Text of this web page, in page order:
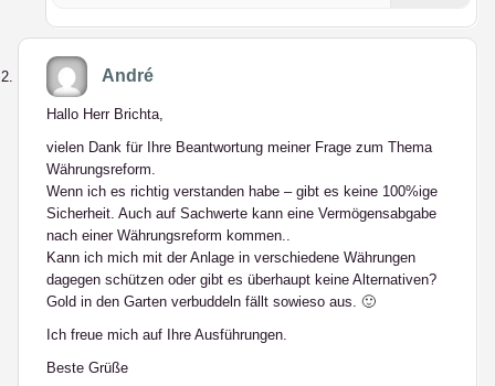
André
Hallo Herr Brichta,
vielen Dank für Ihre Beantwortung meiner Frage zum Thema
Währungsreform.
Wenn ich es richtig verstanden habe – gibt es keine 100%ige
Sicherheit. Auch auf Sachwerte kann eine Vermögensabgabe
nach einer Währungsreform kommen..
Kann ich mich mit der Anlage in verschiedene Währungen
dagegen schützen oder gibt es überhaupt keine Alternativen?
Gold in den Garten verbuddeln fällt sowieso aus. 🙂
Ich freue mich auf Ihre Ausführungen.
Beste Grüße